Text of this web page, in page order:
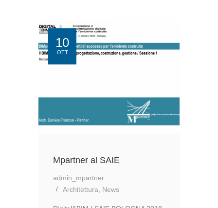
L’EVOLUZIONE
DEL
PROCESSO
GESTIONE
10
OTT
Mpartner al SAIE
admin_mpartner
Architettura
News